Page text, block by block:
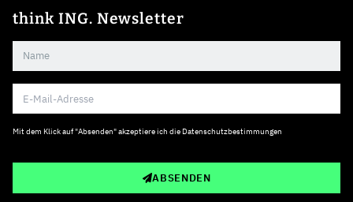
think ING. Newsletter
Mit dem Klick auf "Absenden" akzeptiere ich die Datenschutzbestimmungen
ABSENDEN